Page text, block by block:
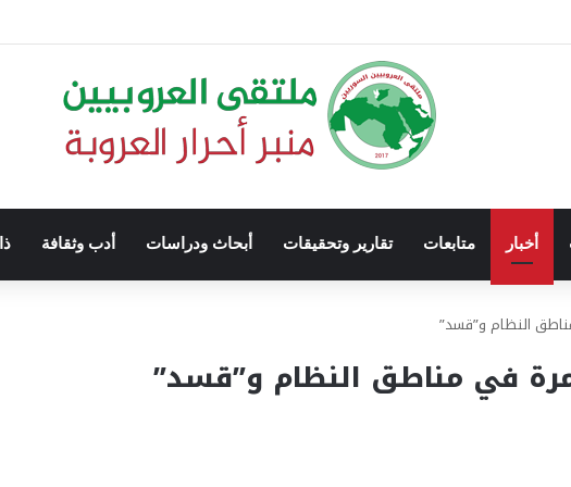
أخبار متابعات تقارير وتحقيقات أبحاث ودراسات أدب وثقافة
النظام و”قسد”
في مناطق النظام و”قسد”